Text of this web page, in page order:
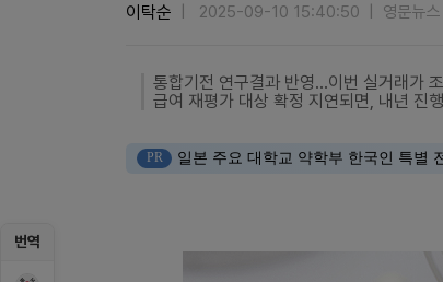
번역
이탁순 2025-09-10 15:40:50 영문뉴스
통합기전 연구결과 반영…이번 실거래가
급여 재평가 대상 확정 지연되면, 내년 진
PR 일본 주요 대학교 약학부 한국인 특별